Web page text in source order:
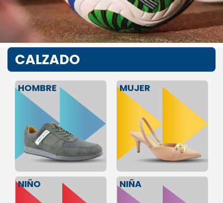
CALZADO
HOMBRE MUJER
NIÑO NIÑA